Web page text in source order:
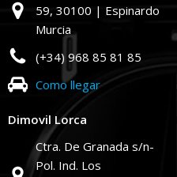
59, 30100 | Espinardo
Murcia
(+34) 968 85 81 85
Como llegar
Dimovil Lorca
Ctra. De Granada s/n-
Pol. Ind. Los